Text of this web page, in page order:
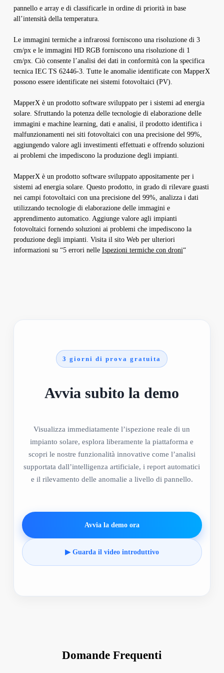
pannello e array e di classificarle in ordine di priorità in base
all’intensità della temperatura.
Le immagini termiche a infrarossi forniscono una risoluzione di 3
cm/px e le immagini HD RGB forniscono una risoluzione di 1
cm/px. Ciò consente l’analisi dei dati in conformità con la specifica
tecnica IEC TS 62446-3. Tutte le anomalie identificate con MapperX
possono essere identificate nei sistemi fotovoltaici (PV).
MapperX è un prodotto software sviluppato per i sistemi ad energia
solare. Sfruttando la potenza delle tecnologie di elaborazione delle
immagini e machine learning, dati e analisi, il prodotto identifica i
malfunzionamenti nei siti fotovoltaici con una precisione del 99%,
aggiungendo valore agli investimenti effettuati e offrendo soluzioni
ai problemi che impediscono la produzione degli impianti.
MapperX è un prodotto software sviluppato appositamente per i
sistemi ad energia solare. Questo prodotto, in grado di rilevare guasti
nei campi fotovoltaici con una precisione del 99%, analizza i dati
utilizzando tecnologie di elaborazione delle immagini e
apprendimento automatico. Aggiunge valore agli impianti
fotovoltaici fornendo soluzioni ai problemi che impediscono la
produzione degli impianti. Visita il sito Web per ulteriori
informazioni su “5 errori nelle Ispezioni termiche con droni“
3 giorni di prova gratuita
Avvia subito la demo
Visualizza immediatamente l’ispezione reale di un
impianto solare, esplora liberamente la piattaforma e
scopri le nostre funzionalità innovative come l’analisi
supportata dall’intelligenza artificiale, i report automatici
e il rilevamento delle anomalie a livello di pannello.
Avvia la demo ora
▶ Guarda il video introduttivo
Domande Frequenti